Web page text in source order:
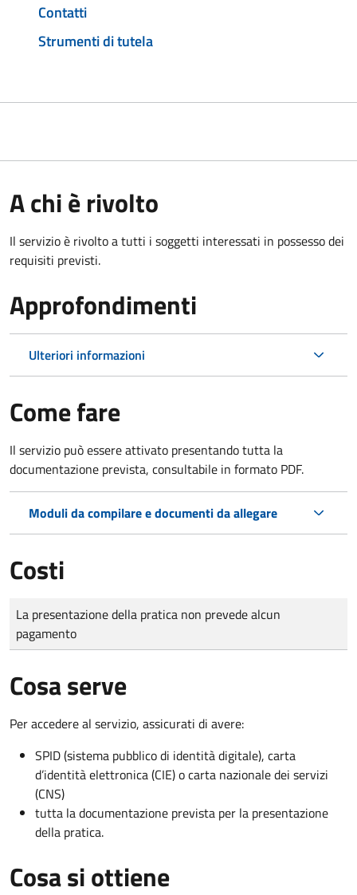
Contatti
Strumenti di tutela
A chi è rivolto
Il servizio è rivolto a tutti i soggetti interessati in possesso dei
requisiti previsti.
Approfondimenti
Ulteriori informazioni
Come fare
Il servizio può essere attivato presentando tutta la
documentazione prevista, consultabile in formato PDF.
Moduli da compilare e documenti da allegare
Costi
Tipo di pagamento
Importo
La presentazione della pratica non prevede alcun
pagamento
Cosa serve
Per accedere al servizio, assicurati di avere:
SPID (sistema pubblico di identità digitale), carta
d’identità elettronica (CIE) o carta nazionale dei servizi
(CNS)
tutta la documentazione prevista per la presentazione
della pratica.
Cosa si ottiene